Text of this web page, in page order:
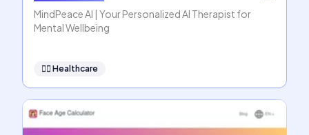
MindPeace AI | Your Personalized AI Therapist for
Mental Wellbeing
👩‍⚕️ Healthcare